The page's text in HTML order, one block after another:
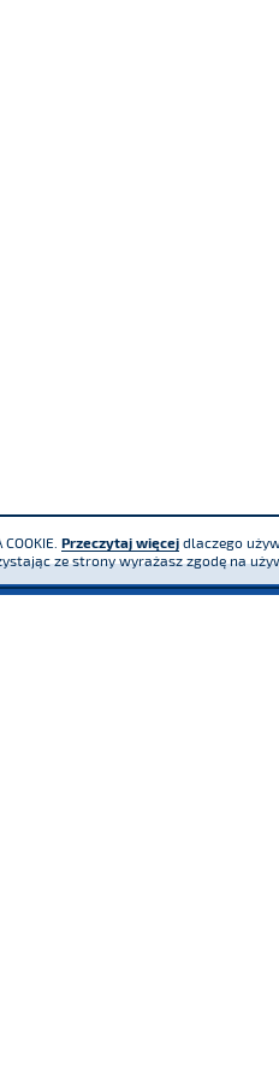
Przeczytaj więcej dlaczego
ze strony wyrażasz zgodę na